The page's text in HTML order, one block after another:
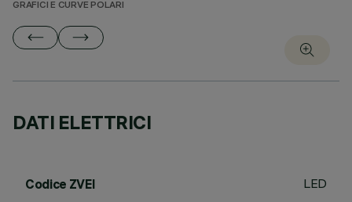
GRAFICI E CURVE POLARI
DATI ELETTRICI
Codice ZVEI LED